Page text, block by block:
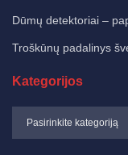
Dūmų detektoriai –
Troškūnų padalinys
Kategorijos